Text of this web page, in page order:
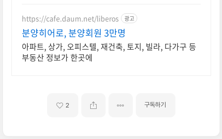
https://cafe.daum.net/liberos 광고
분양히어로, 분양회원 3만명
아파트, 상가, 오피스텔, 재건축, 토지, 빌라, 다가구 등
부동산 정보가 한곳에
2 구독하기